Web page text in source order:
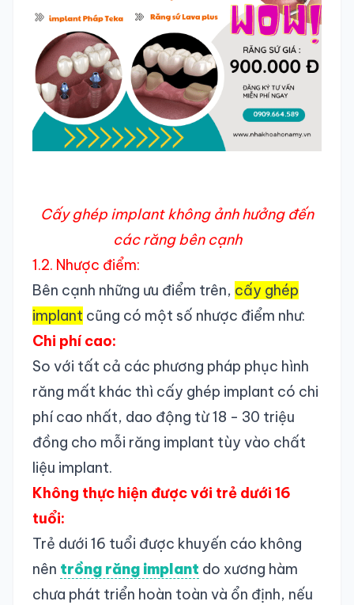
Cấy ghép implant không ảnh hưởng đến
các răng bên cạnh
1.2. Nhược điểm:
Bên cạnh những ưu điểm trên, cấy ghép
implant cũng có một số nhược điểm như:
Chi phí cao:
So với tất cả các phương pháp phục hình
răng mất khác thì cấy ghép implant có chi
phí cao nhất, dao động từ 18 - 30 triệu
đồng cho mỗi răng implant tùy vào chất
liệu implant.
Không thực hiện được với trẻ dưới 16
tuổi:
Trẻ dưới 16 tuổi được khuyến cáo không
nên trồng răng implant do xương hàm
chưa phát triển hoàn toàn và ổn định, nếu